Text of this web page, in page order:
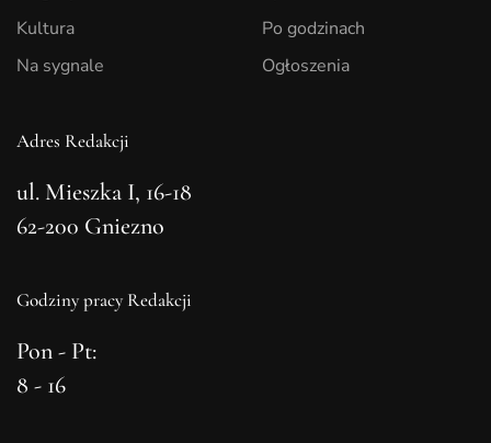
Kultura
Na sygnale
Po godzinach
Ogłoszenia
Adres Redakcji
ul. Mieszka I, 16-18
62-200 Gniezno
Godziny pracy Redakcji
Pon - Pt:
8 - 16